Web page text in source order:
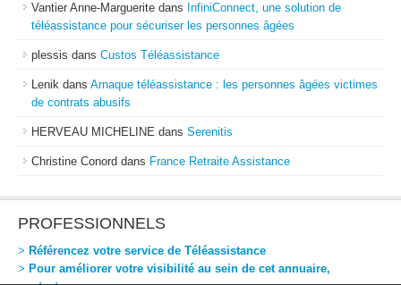
Vantier Anne-Marguerite dans InfiniConnect, une solution de
téléassistance pour sécuriser les personnes âgées
plessis dans Custos Téléassistance
Lenik dans Arnaque téléassistance : les personnes âgées victimes
de contrats abusifs
HERVEAU MICHELINE dans Serenitis
Christine Conord dans France Retraite Assistance
PROFESSIONNELS
> Référencez votre service de Téléassistance
> Pour améliorer votre visibilité au sein de cet annuaire,